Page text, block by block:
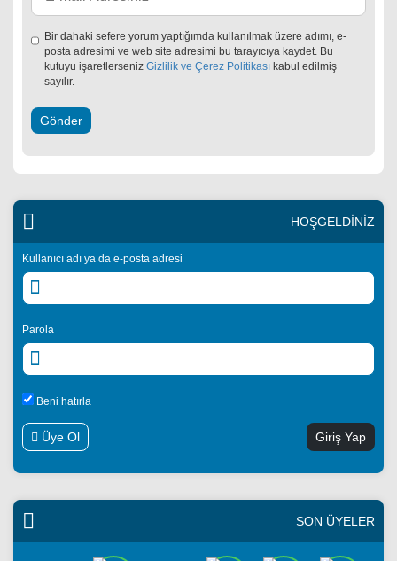
Bir dahaki sefere yorum yaptığımda kullanılmak üzere adımı, e-
posta adresimi ve web site adresimi bu tarayıcıya kaydet. Bu
kutuyu işaretlersenizGizlilik ve Çerez Politikası kabul edilmiş
sayılır.
HOŞGELDİNİZ
Kullanıcı adı ya da e-posta adresi
Parola
Beni hatırla
Üye Ol
SON ÜYELER